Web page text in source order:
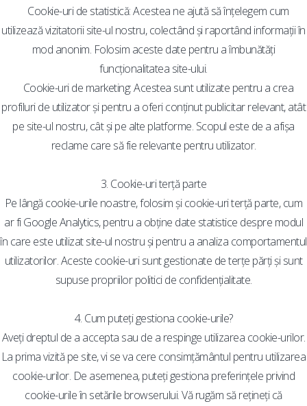
Cookie-uri de statistică: Acestea ne ajută să înțelegem cum
utilizează vizitatorii site-ul nostru, colectând și raportând informații în
mod anonim. Folosim aceste date pentru a îmbunătăți
funcționalitatea site-ului.
Cookie-uri de marketing: Acestea sunt utilizate pentru a crea
profiluri de utilizator și pentru a oferi conținut publicitar relevant, atât
pe site-ul nostru, cât și pe alte platforme. Scopul este de a afișa
reclame care să fie relevante pentru utilizator.
3. Cookie-uri terță parte
Pe lângă cookie-urile noastre, folosim și cookie-uri terță parte, cum
ar fi Google Analytics, pentru a obține date statistice despre modul
în care este utilizat site-ul nostru și pentru a analiza comportamentul
utilizatorilor. Aceste cookie-uri sunt gestionate de terțe părți și sunt
supuse propriilor politici de confidențialitate.
4. Cum puteți gestiona cookie-urile?
Aveți dreptul de a accepta sau de a respinge utilizarea cookie-urilor.
La prima vizită pe site, vi se va cere consimțământul pentru utilizarea
cookie-urilor. De asemenea, puteți gestiona preferințele privind
cookie-urile în setările browserului. Vă rugăm să rețineți că